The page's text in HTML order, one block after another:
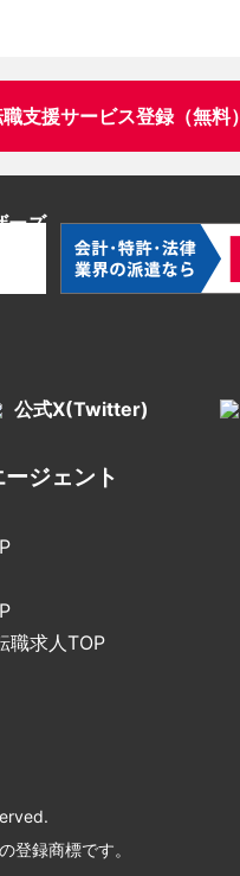
支援サービス登録（無料）
公式X(Twitter)
ジェント
職求人TOP
登録商標です。